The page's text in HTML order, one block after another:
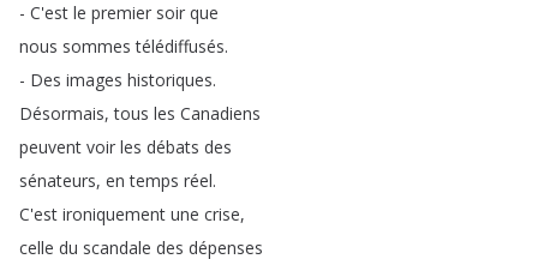
- C'est le premier soir que
nous sommes télédiffusés.
- Des images historiques.
Désormais,tous les Canadiens
peuvent voir les débats des
sénateurs, en temps réel.
C'est ironiquement une crise,
celle du scandale des dépenses